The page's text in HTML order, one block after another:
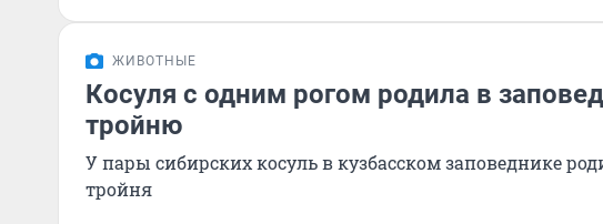
ЖИВОТНЫЕ
Косуля с одним рогом родила в
тройню
У пары сибирских косуль в кузбасском заповеднике
тройня